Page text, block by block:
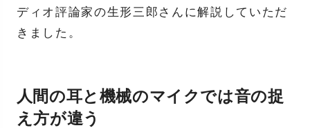
ディオ評論家の生形三郎さんに解説していただ
きました。
人間の耳と機械のマイクでは音の捉
え方が違う